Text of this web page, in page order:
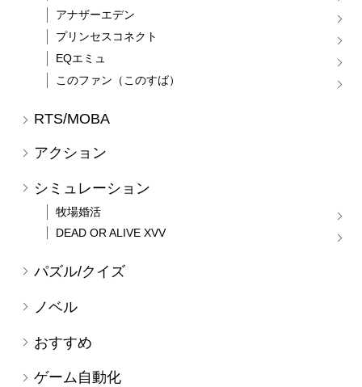
アナザーエデン
プリンセスコネクト
EQエミュ
このファン（このすば）
RTS/MOBA
アクション
シミュレーション
牧場婚活
DEAD OR ALIVE XVV
パズル/クイズ
ノベル
おすすめ
ゲーム自動化